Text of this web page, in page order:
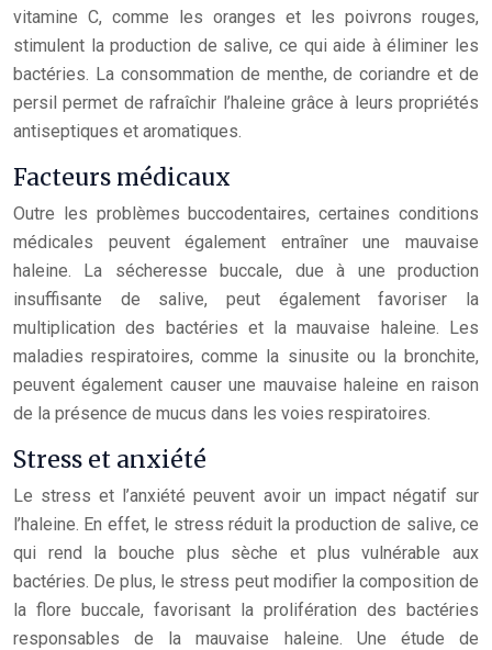
vitamine C, comme les oranges et les poivrons rouges,
stimulent la production de salive, ce qui aide à éliminer les
bactéries. La consommation de menthe, de coriandre et de
persil permet de rafraîchir l’haleine grâce à leurs propriétés
antiseptiques et aromatiques.
Facteurs médicaux
Outre les problèmes buccodentaires, certaines conditions
médicales peuvent également entraîner une mauvaise
haleine. La sécheresse buccale, due à une production
insuffisante de salive, peut également favoriser la
multiplication des bactéries et la mauvaise haleine. Les
maladies respiratoires, comme la sinusite ou la bronchite,
peuvent également causer une mauvaise haleine en raison
de la présence de mucus dans les voies respiratoires.
Stress et anxiété
Le stress et l’anxiété peuvent avoir un impact négatif sur
l’haleine. En effet, le stress réduit la production de salive, ce
qui rend la bouche plus sèche et plus vulnérable aux
bactéries. De plus, le stress peut modifier la composition de
la flore buccale, favorisant la prolifération des bactéries
responsables de la mauvaise haleine. Une étude de